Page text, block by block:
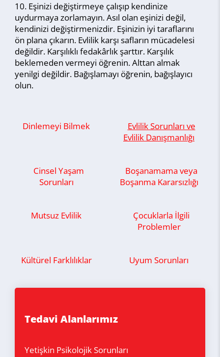
Eşinizi değiştirmeye çalışıp kendinize
uydurmaya zorlamayın. Asıl olan eşinizi değil,
kendinizi değiştirmenizdir. Eşinizin iyi taraflarını
ön plana çıkarın. Evlilik karşı safların mücadelesi
değildir. Karşılıklı fedakârlık şarttır. Karşılık
beklemeden vermeyi öğrenin. Alttan almak
yenilgi değildir. Bağışlamayı öğrenin, bağışlayıcı
olun.
Dinlemeyi Bilmek
Evlilik Sorunları ve
Evlilik Danışmanlığı
Cinsel Yaşam
Sorunları
Boşanamama veya
Boşanma Kararsızlığı
Mutsuz Evlilik
Çocuklarla İlgili
Problemler
Kültürel Farklılıklar Uyum Sorunları
Tedavi Alanlarımız
Yetişkin Psikolojik Sorunları